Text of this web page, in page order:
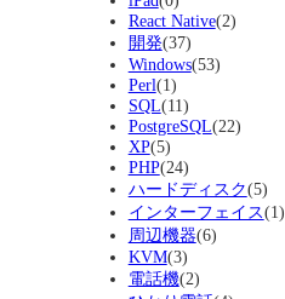
React Native(2)
開発(37)
Windows(53)
Perl(1)
SQL(11)
PostgreSQL(22)
XP(5)
PHP(24)
ハードディスク(5)
インターフェイス(1)
周辺機器(6)
KVM(3)
電話機(2)